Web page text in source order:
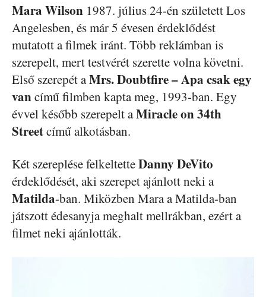
Mara Wilson 1987. július 24-én született Los
Angelesben, és már 5 évesen érdeklődést
mutatott a filmek iránt. Több reklámban is
szerepelt, mert testvérét szerette volna követni.
Első szerepét aMrs. Doubtfire – Apa csak egy
vancímű filmben kapta meg, 1993-ban. Egy
évvel később szerepelt aMiracle on 34th
Streetcímű alkotásban.
Két szereplése felkeltetteDanny DeVito
érdeklődését, aki szerepet ajánlott neki a
Matilda-ban. Miközben Mara a Matilda-ban
játszott édesanyja meghalt mellrákban, ezért a
filmet neki ajánlották.